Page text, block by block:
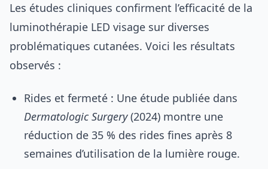
Les études cliniques confirment l’efficacité de la
luminothérapie LED visage sur diverses
problématiques cutanées. Voici les résultats
observés :
Rides et fermeté : Une étude publiée dans
Dermatologic Surgery(2024) montre une
réduction de 35 % des rides fines après 8
semaines d’utilisation de la lumière rouge.